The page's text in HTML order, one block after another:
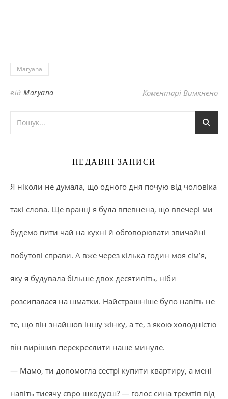
Maryana
від Maryana Коментарі Вимкненодо
НЕДАВНІ ЗАПИСИ
Я ніколи не думала, що одного дня почую від чоловіка
такі слова. Ще вранці я була впевнена, що ввечері ми
будемо пити чай на кухні й обговорювати звичайні
побутові справи. А вже через кілька годин моя сім’я,
яку я будувала більше двох десятиліть, ніби
розсипалася на шматки. Найстрашніше було навіть не
те, що він знайшов іншу жінку, а те, з якою холодністю
він вирішив перекреслити наше минуле.
— Мамо, ти допомогла сестрі купити квартиру, а мені
навіть тисячу євро шкодуєш? — голос сина тремтів від